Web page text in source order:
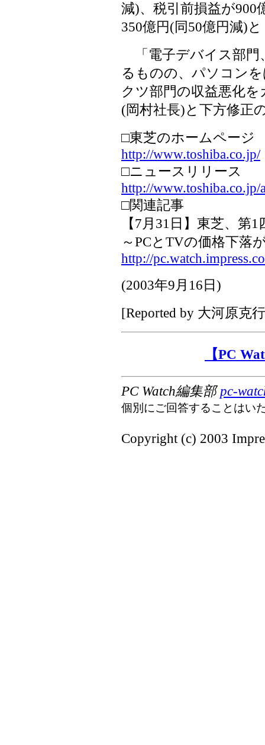
減)、税引前損益が900
350億円(同50億円減)
「電子デバイス部門
るものの、パソコン
クツ部門の収益悪化
(岡村社長)と下方修正
□東芝のホームページ
http://www.toshiba.co.jp/
□ニュースリリース
http://www.toshiba.co.jp/
□関連記事
【7月31日】東芝、第
～PCとTVの価格下落
http://
(2003年9月16日 )
[Reported by 大河原克行
【PC
PC Watch編集部pc-
個別にご回答することはい
Copyright (c) 2003